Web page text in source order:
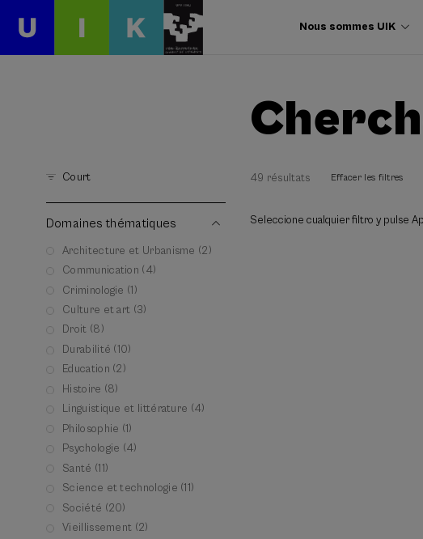
Nous sommes UIK
Court
Domaines thématiques
Architecture et Urbanisme (2)
Communication (4)
Criminologie (1)
Culture et art (3)
Droit (8)
Durabilité (10)
Education (2)
Histoire (8)
Linguistique et littérature (4)
Philosophie (1)
Psychologie (4)
Santé (11)
Science et technologie (11)
Société (20)
Vieillissement (2)
49 résultats Effacer les filtres
Seleccione cualquier filtro y pulse